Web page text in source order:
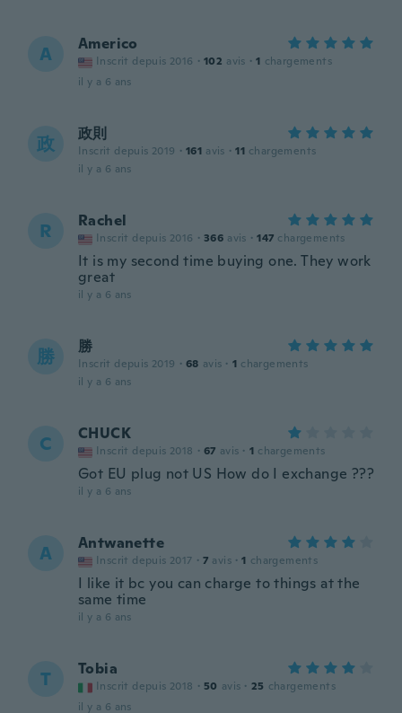
A Americo
Inscrit depuis 2016 · 102 avis · 1 chargements
il y a 6 ans
政 政則
Inscrit depuis 2019 · 161 avis · 11 chargements
il y a 6 ans
R Rachel
Inscrit depuis 2016 · 366 avis · 147 chargements
It is my second time buying one. They work
great
il y a 6 ans
勝 勝
Inscrit depuis 2019 · 68 avis · 1 chargements
il y a 6 ans
C CHUCK
Inscrit depuis 2018 · 67 avis · 1 chargements
Got EU plug not US How do I exchange ???
il y a 6 ans
A Antwanette
Inscrit depuis 2017 · 7 avis · 1 chargements
I like it bc you can charge to things at the
same time
il y a 6 ans
T Tobia
Inscrit depuis 2018 · 50 avis · 25 chargements
il y a 6 ans